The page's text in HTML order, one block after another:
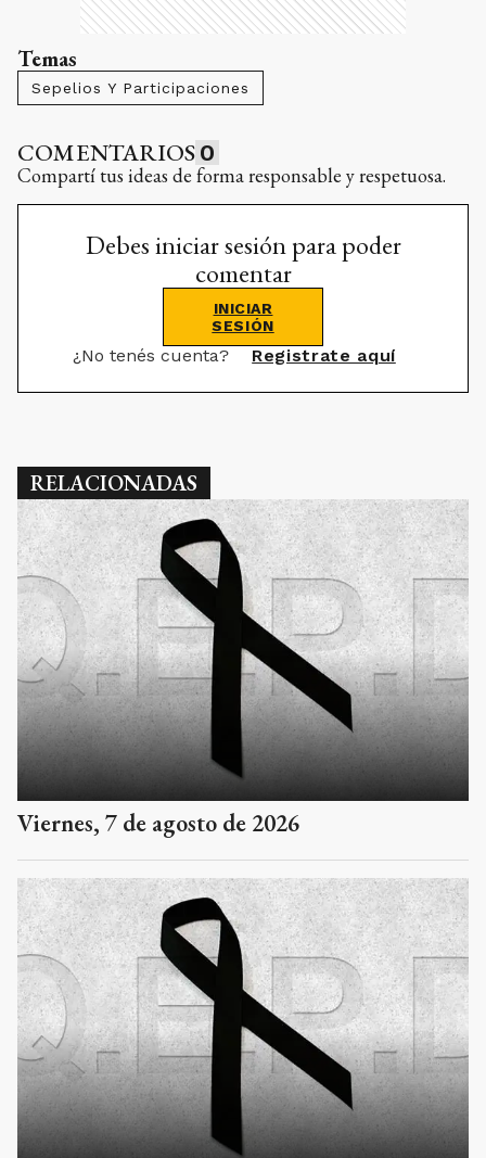
Temas
Sepelios Y Participaciones
COMENTARIOS 0
Compartí tus ideas de forma responsable y respetuosa.
Debes iniciar sesión para poder
comentar
INICIAR
SESIÓN
¿No tenés cuenta? Registrate aquí
RELACIONADAS
Viernes, 7 de agosto de 2026